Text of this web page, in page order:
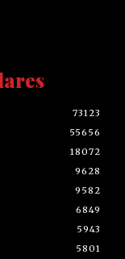
73123
55656
18072
9628
9582
6849
5943
5801